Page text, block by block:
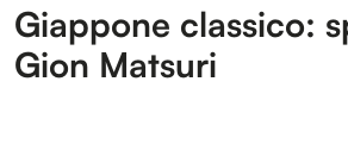
Giappone classico:
Gion Matsuri